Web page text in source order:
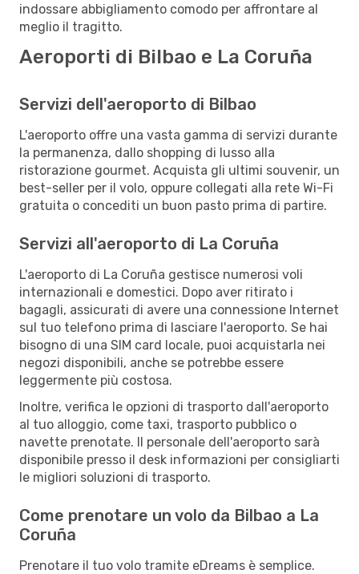
indossare abbigliamento comodo per affrontare al
meglio il tragitto.
Aeroporti di Bilbao e La Coruña
Servizi dell'aeroporto di Bilbao
L'aeroporto offre una vasta gamma di servizi durante
la permanenza, dallo shopping di lusso alla
ristorazione gourmet. Acquista gli ultimi souvenir, un
best-seller per il volo, oppure collegati alla rete Wi-Fi
gratuita o concediti un buon pasto prima di partire.
Servizi all'aeroporto di La Coruña
L'aeroporto di La Coruña gestisce numerosi voli
internazionali e domestici. Dopo aver ritirato i
bagagli, assicurati di avere una connessione Internet
sul tuo telefono prima di lasciare l'aeroporto. Se hai
bisogno di una SIM card locale, puoi acquistarla nei
negozi disponibili, anche se potrebbe essere
leggermente più costosa.
Inoltre, verifica le opzioni di trasporto dall'aeroporto
al tuo alloggio, come taxi, trasporto pubblico o
navette prenotate. Il personale dell'aeroporto sarà
disponibile presso il desk informazioni per consigliarti
le migliori soluzioni di trasporto.
Come prenotare un volo da Bilbao a La
Coruña
Prenotare il tuo volo tramite eDreams è semplice.